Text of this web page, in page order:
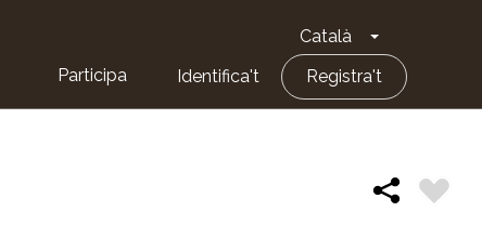
Català Toggle
Participa Identifica't Registra't